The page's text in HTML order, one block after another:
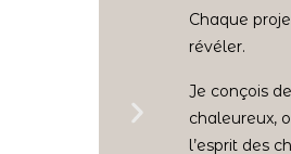
Chaque
révéler.
Je conçois
chaleureux,
l’esprit des